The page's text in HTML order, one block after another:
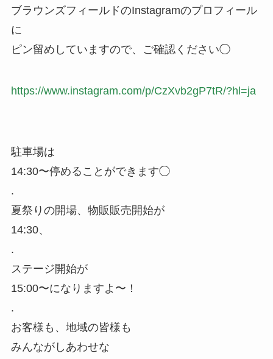
ブラウンズフィールドのInstagramのプロフィール
に
ピン留めしていますので、ご確認ください◯
https://www.instagram.com/p/CzXvb2gP7tR/?hl=ja
駐車場は
14:30〜停めることができます◯
.
夏祭りの開場、物販販売開始が
14:30、
.
ステージ開始が
15:00〜になりますよ〜！
.
お客様も、地域の皆様も
みんながしあわせな